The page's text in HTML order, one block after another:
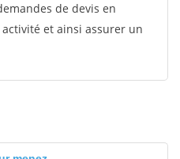
de devis en
et ainsi assurer un